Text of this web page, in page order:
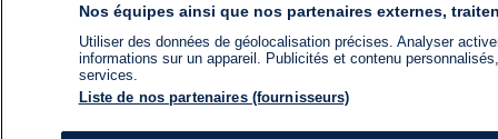
Nos équipes ainsi que nos partenaires externes,
Utiliser des données de géolocalisation précises. Analyser
informations sur un appareil. Publicités et contenu
services.
Liste de nos partenaires (fournisseurs)